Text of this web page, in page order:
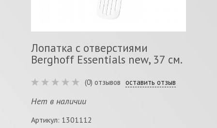
Лопатка с отверстиями
Berghoff Essentials new, 37 см.
(0) отзывов оставить отзыв
Нет в наличии
Артикул: 1301112